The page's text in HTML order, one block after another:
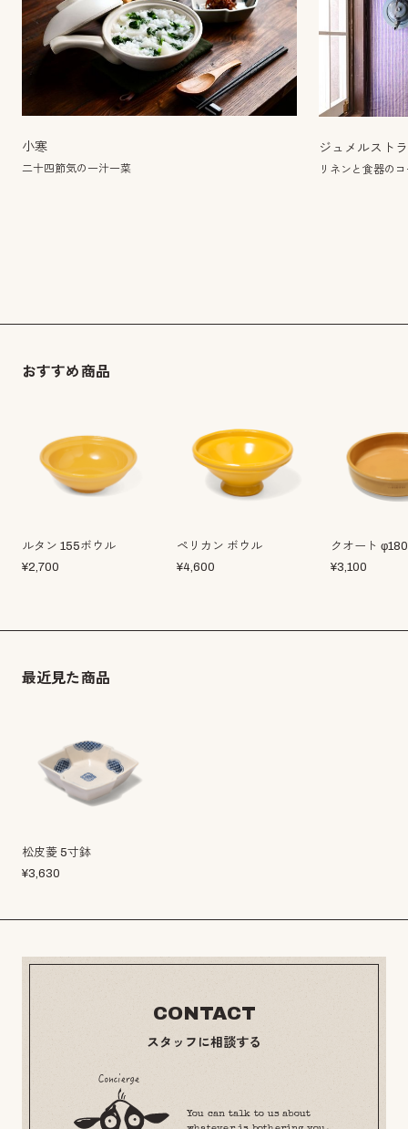
小寒
二十四節気の一汁一菜
ジュメルスト
リネンと食器の
おすすめ商品
ルタン 155ボウル
¥2,700
ペリカン ボウル
¥4,600
クオート φ180
¥3,100
最近見た商品
松皮菱 5寸鉢
¥3,630
CONTACT
スタッフに相談する
You can talk to us about